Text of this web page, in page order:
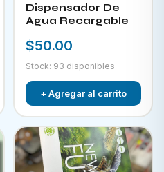
Dispensador De
Agua Recargable
$50.00
Stock: 93 disponibles
+ Agregar al carrito